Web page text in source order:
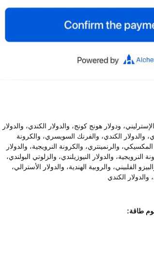
ودولار هونج كونج، والدولار الكندي، والدولار
والدولار الكندي، والفرنك السويسري، والكرونة
والرنمينتري، والكرونة النرويجية، والدولار
النرويجية، والدولار النيوزيلندي، والزلوتي البولندي،
الفلبيني، والروبية الهندية، والدولار الأسترالي،
والدولار الكندي
طاقة: